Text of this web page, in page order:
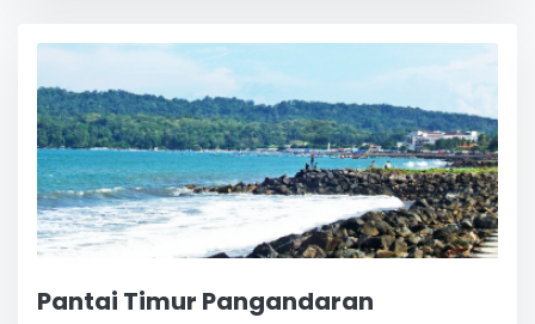
Pantai Timur Pangandaran